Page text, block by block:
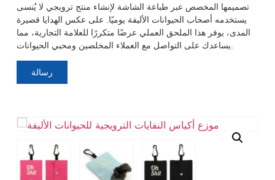
تصميمها المخصص عبر طباعة الشاشة لإنشاء منتج ترويجي لا يُنسى
يستخدمه أصحاب الحيوانات الأليفة يوميًا. على عكس الهدايا قصيرة
المدى، يوفر هذا الملحق العملي عرضًا متكررًا للعلامة التجارية، مما
رسالة